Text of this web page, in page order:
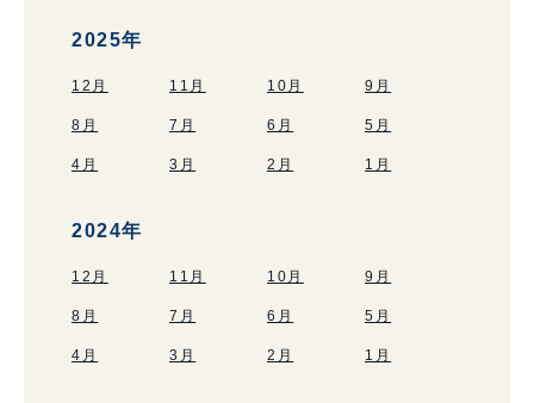
2025年
12月 11月 10月 9月
8月 7月 6月 5月
4月 3月 2月 1月
2024年
12月 11月 10月 9月
8月 7月 6月 5月
4月 3月 2月 1月